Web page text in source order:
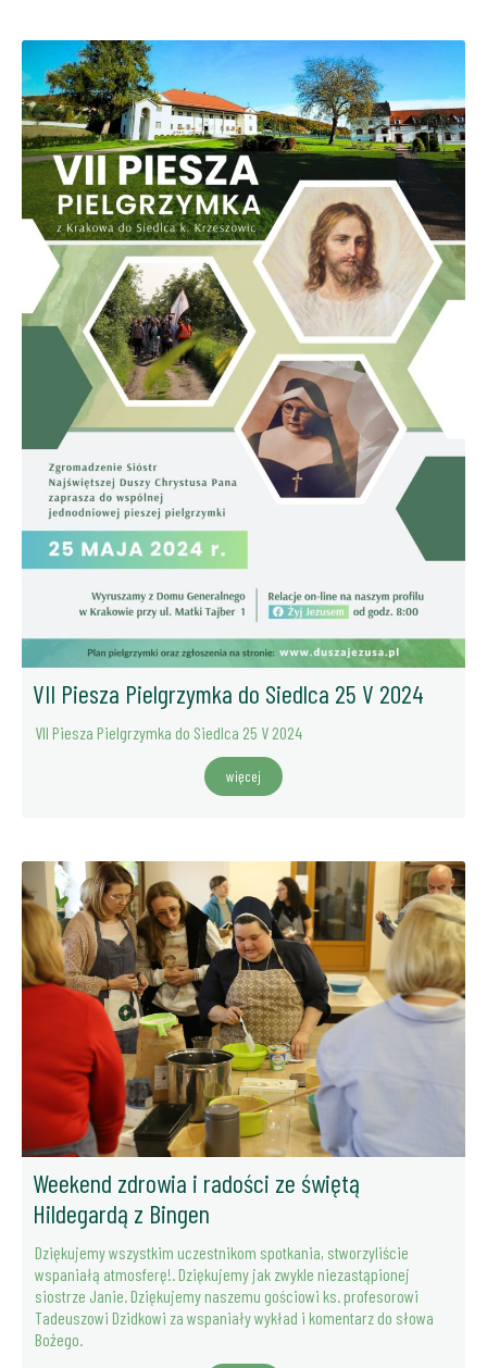
VII Piesza Pielgrzymka do Siedlca 25 V 2024
VII Piesza Pielgrzymka do Siedlca 25 V 2024
więcej
Weekend zdrowia i radości ze świętą
Hildegardą z Bingen
Dziękujemy wszystkim uczestnikom spotkania, stworzyliście
wspaniałą atmosferę!. Dziękujemy jak zwykle niezastąpionej
siostrze Janie. Dziękujemy naszemu gościowi ks. profesorowi
Tadeuszowi Dzidkowi za wspaniały wykład i komentarz do słowa
Bożego.